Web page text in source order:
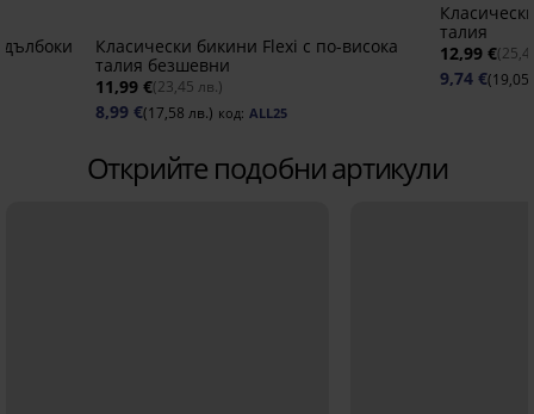
Класически бикини Flexi с по-висока
талия безшевни
11,99 €(23,45 лв.)
8,99 €(17,58 лв.) код: ALL25
талия
12,99 €
9,74 €(19,05
Открийте подобни артикули